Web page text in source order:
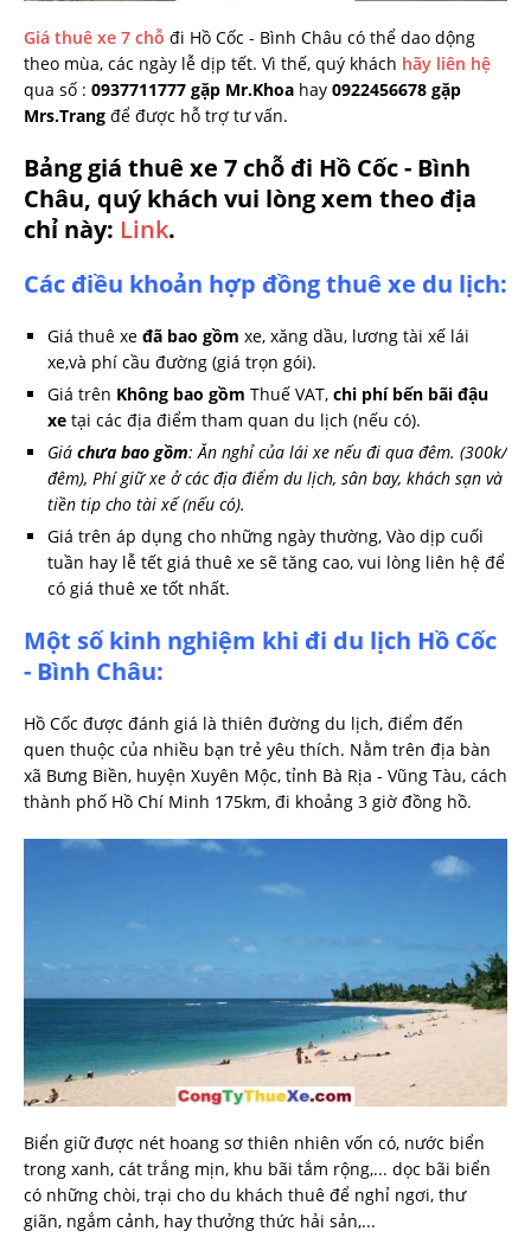
Giá thuê xe 7 chỗ đi Hồ Cốc - Bình Châu có thể dao dộng
theo mùa, các ngày lễ dịp tết. Vì thế, quý khách hãy liên hệ
qua số : 0937711777 gặp Mr.Khoa hay 0922456678 gặp
Mrs.Trang để được hỗ trợ tư vấn.
Bảng giá thuê xe 7 chỗ đi Hồ Cốc - Bình
Châu, quý khách vui lòng xem theo địa
chỉ này: Link.
Các điều khoản hợp đồng thuê xe du lịch:
Giá thuê xe đã bao gồm xe, xăng dầu, lương tài xế lái
xe,và phí cầu đường (giá trọn gói).
Giá trên Không bao gồm Thuế VAT, chi phí bến bãi đậu
xe tại các địa điểm tham quan du lịch (nếu có).
Giá chưa bao gồm: Ăn nghỉ của lái xe nếu đi qua đêm. (300k/
đêm), Phí giữ xe ở các địa điểm du lịch, sân bay, khách sạn và
tiền tip cho tài xế (nếu có).
Giá trên áp dụng cho những ngày thường, Vào dịp cuối
tuần hay lễ tết giá thuê xe sẽ tăng cao, vui lòng liên hệ để
có giá thuê xe tốt nhất.
Một số kinh nghiệm khi đi du lịch Hồ Cốc
- Bình Châu:
Hồ Cốc được đánh giá là thiên đường du lịch, điểm đến
quen thuộc của nhiều bạn trẻ yêu thích. Nằm trên địa bàn
xã Bưng Biền, huyện Xuyên Mộc, tỉnh Bà Rịa - Vũng Tàu, cách
thành phố Hồ Chí Minh 175km, đi khoảng 3 giờ đồng hồ.
Biển giữ được nét hoang sơ thiên nhiên vốn có, nước biển
trong xanh, cát trắng mịn, khu bãi tắm rộng,... dọc bãi biển
có những chòi, trại cho du khách thuê để nghỉ ngơi, thư
giãn, ngắm cảnh, hay thưởng thức hải sản,...